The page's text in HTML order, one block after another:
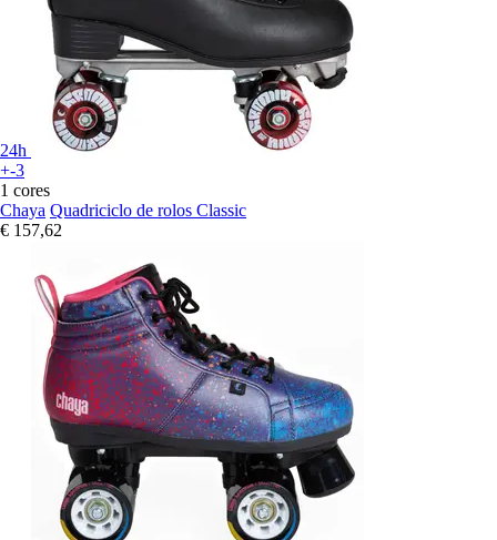
24h
+-3
1 cores
Chaya Quadriciclo de rolos Classic
€ 157,62